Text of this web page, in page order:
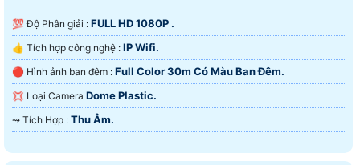
💯 Độ Phân giải : FULL HD 1080P .
👍 Tích hợp công nghệ : IP Wifi.
🔴 Hình ảnh ban đêm : Full Color 30m Có Màu Ban Ðêm.
💢 Loại Camera Dome Plastic.
️⇝ Tích Hợp : Thu Âm.